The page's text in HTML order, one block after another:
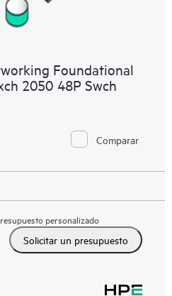
Foundational
2050 48P Swch
Comparar
personalizado
Solicitar un presupuesto